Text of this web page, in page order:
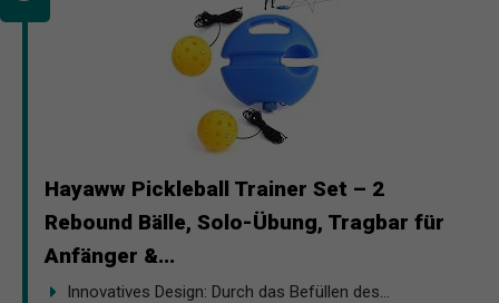
Hayaww Pickleball Trainer Set – 2
Rebound Bälle, Solo-Übung, Tragbar für
Anfänger &...
Innovatives Design: Durch das Befüllen des...